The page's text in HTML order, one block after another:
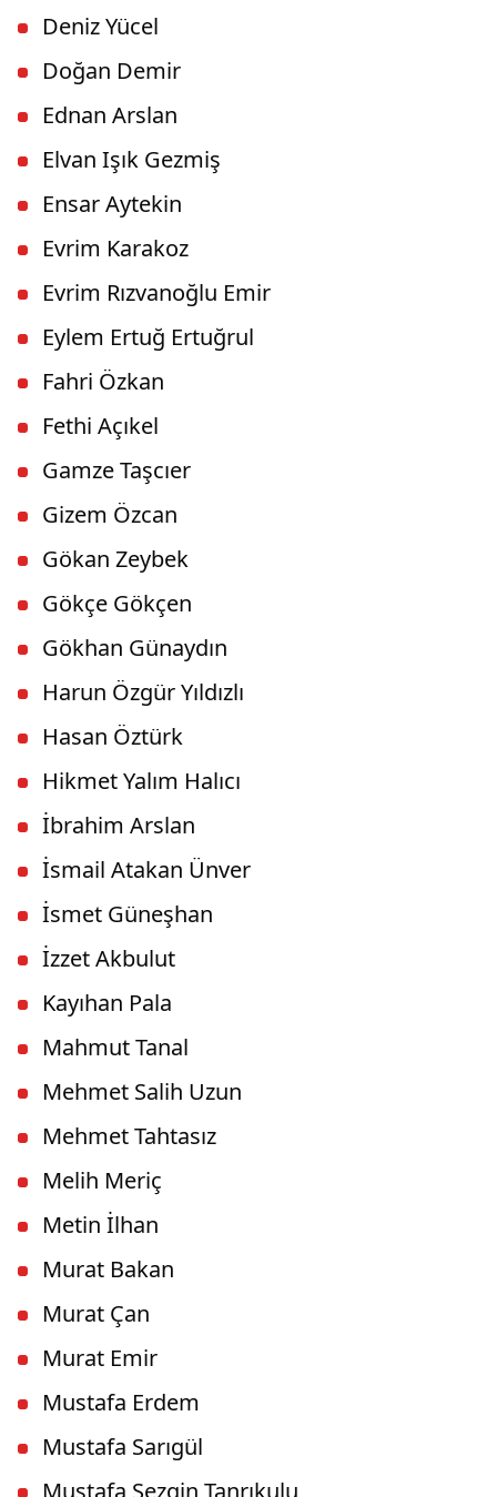
Deniz Yücel
Doğan Demir
Ednan Arslan
Elvan Işık Gezmiş
Ensar Aytekin
Evrim Karakoz
Evrim Rızvanoğlu Emir
Eylem Ertuğ Ertuğrul
Fahri Özkan
Fethi Açıkel
Gamze Taşcıer
Gizem Özcan
Gökan Zeybek
Gökçe Gökçen
Gökhan Günaydın
Harun Özgür Yıldızlı
Hasan Öztürk
Hikmet Yalım Halıcı
İbrahim Arslan
İsmail Atakan Ünver
İsmet Güneşhan
İzzet Akbulut
Kayıhan Pala
Mahmut Tanal
Mehmet Salih Uzun
Mehmet Tahtasız
Melih Meriç
Metin İlhan
Murat Bakan
Murat Çan
Murat Emir
Mustafa Erdem
Mustafa Sarıgül